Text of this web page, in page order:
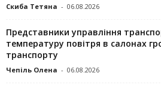
Скиба Тетяна - 06.08.2026
Представники управління
температуру повітря в салонах
транспорту
Чепіль Олена - 06.08.2026